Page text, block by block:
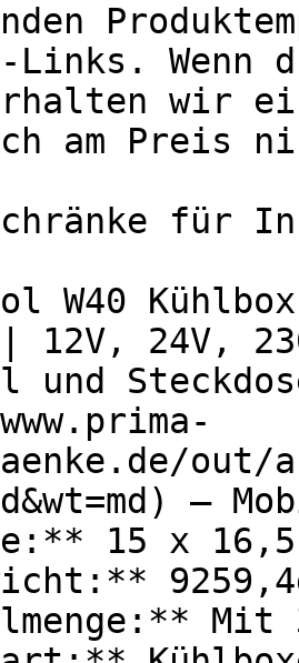
Wenn
wir
am Preis
für
W40
24V,
und
out/
—